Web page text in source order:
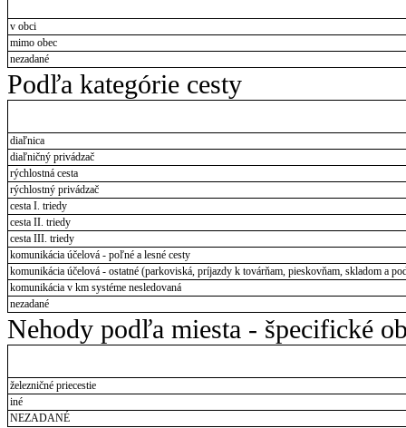
v obci
mimo obec
nezadané
Podľa kategórie cesty
diaľnica
diaľničný privádzač
rýchlostná cesta
rýchlostný privádzač
cesta I. triedy
cesta II. triedy
cesta III. triedy
komunikácia účelová - poľné a lesné cesty
komunikácia účelová - ostatné (parkoviská, príjazdy k továrňam, pieskovňam, skladom a
komunikácia v km systéme nesledovaná
nezadané
Nehody podľa miesta - špecifické
železničné priecestie
iné
NEZADANÉ